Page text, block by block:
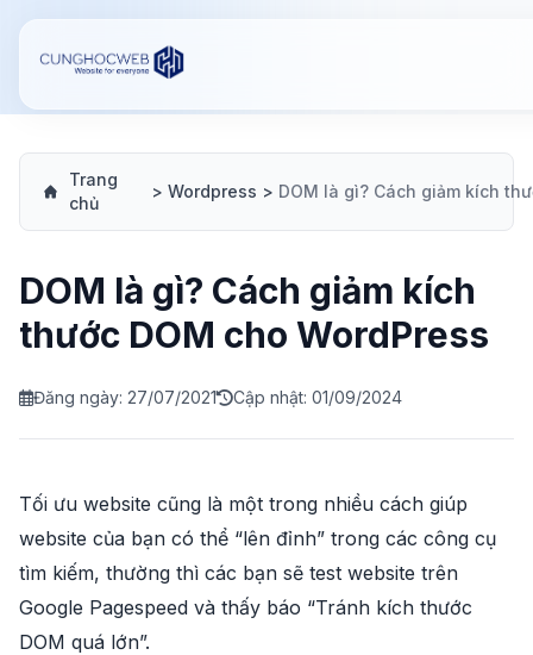
Trang
chủ
> Wordpress >
DOM là gì? Cách giảm kích
thước DOM cho WordPress
Đăng ngày: 27/07/2021 Cập nhật: 01/09/2024
Tối ưu website cũng là một trong nhiều cách giúp
website của bạn có thể “lên đỉnh” trong các công cụ
tìm kiếm, thường thì các bạn sẽ test website trên
Google Pagespeed và thấy báo “Tránh kích thước
DOM quá lớn”.